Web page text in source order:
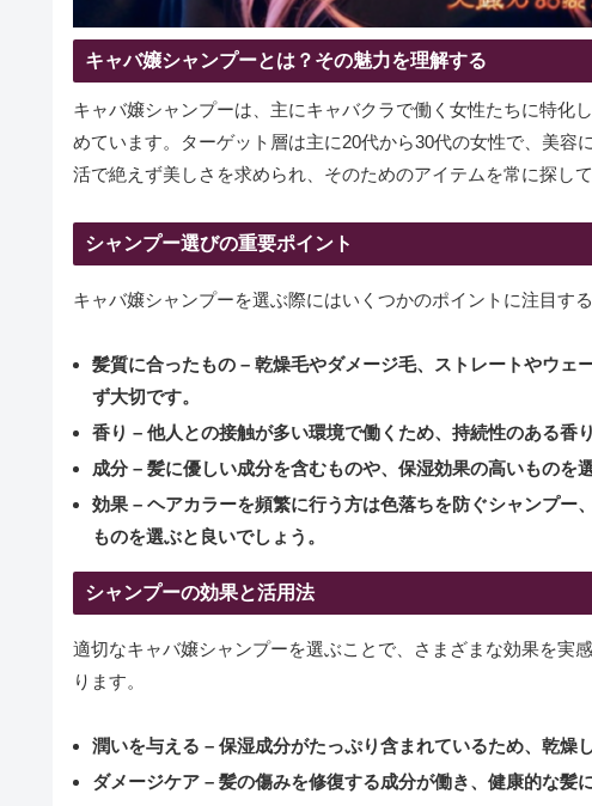
キャバ嬢シャンプーとは？その魅力を理解する
キャバ嬢シャンプーは、主にキャバクラで働く女性たちに特化
めています。ターゲット層は主に20代から30代の女性で、美
活で絶えず美しさを求められ、そのためのアイテムを常に探して
シャンプー選びの重要ポイント
キャバ嬢シャンプーを選ぶ際にはいくつかのポイントに注目す
髪質に合ったもの– 乾燥毛やダメージ毛、ストレートやウェ
ず大切です。
香り – 他人との接触が多い環境で働くため、持続性のある香
成分– 髪に優しい成分を含むものや、保湿効果の高いものを
効果– ヘアカラーを頻繁に行う方は色落ちを防ぐシャンプー
ものを選ぶと良いでしょう。
シャンプーの効果と活用法
適切なキャバ嬢シャンプーを選ぶことで、さまざまな効果を実
ります。
潤いを与える – 保湿成分がたっぷり含まれているため、乾燥
ダメージケア– 髪の傷みを修復する成分が働き、健康的な髪に